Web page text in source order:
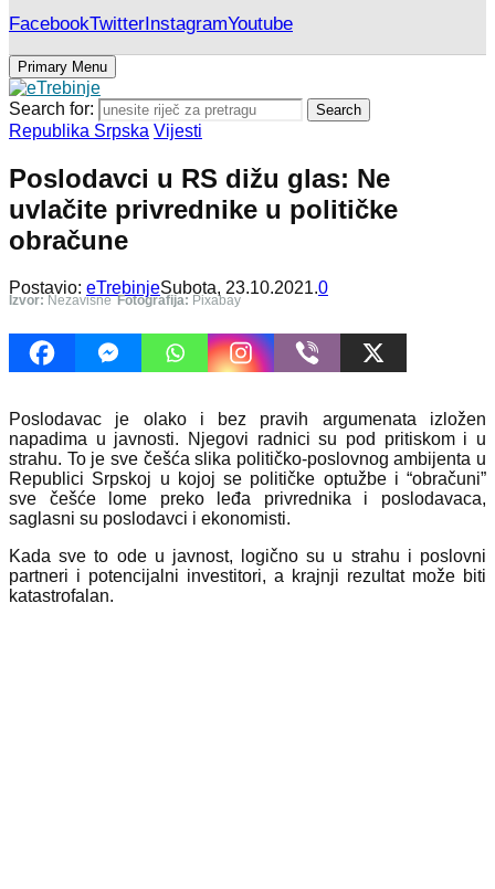
FacebookTwitterInstagramYoutube
Primary Menu
Search for: Search
Republika Srpska Vijesti
Poslodavci u RS dižu glas: Ne
uvlačite privrednike u političke
obračune
Postavio: eTrebinjeSubota, 23.10.2021.0
Izvor: Nezavisne Fotografija: Pixabay
Poslodavac je olako i bez pravih argumenata izložen
napadima u javnosti. Njegovi radnici su pod pritiskom i u
strahu. To je sve češća slika političko-poslovnog ambijenta u
Republici Srpskoj u kojoj se političke optužbe i “obračuni”
sve češće lome preko leđa privrednika i poslodavaca,
saglasni su poslodavci i ekonomisti.
Kada sve to ode u javnost, logično su u strahu i poslovni
partneri i potencijalni investitori, a krajnji rezultat može biti
katastrofalan.